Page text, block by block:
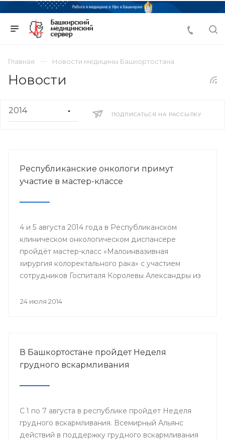
Главная Новости медицины Башкортостана
Новости
ПОДПИСАТЬСЯ НА РАССЫЛКУ
Республиканские онкологи примут
участие в мастер-классе
4 и 5 августа 2014 года в Республиканском
клиническом онкологическом диспансере
пройдёт мастер-класс «Малоинвазивная
хирургия колоректального рака» с участием
сотрудников Госпиталя Королевы Александры из
24 июля 2014
В Башкортостане пройдет Неделя
грудного вскармливания
С 1 по 7 августа в республике пройдет Неделя
грудного вскармливания. Всемирный Альянс
действий в поддержку грудного вскармливания